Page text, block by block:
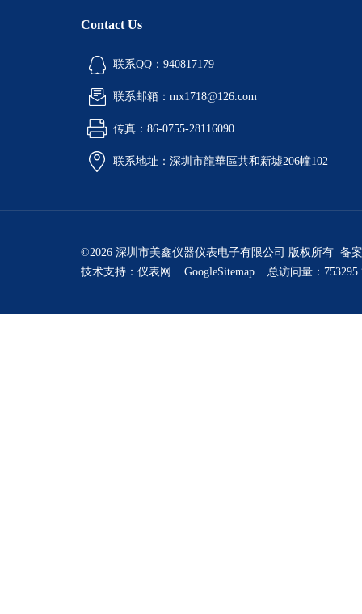
Contact Us
联系QQ：940817179
联系邮箱：mx1718@126.com
传真：86-0755-28116090
联系地址：深圳市龍華區共和新墟206幢102
©2026 深圳市美鑫仪器仪表电子有限公司 版权所有 备
技术支持： 仪表网 GoogleSitemap 总访问量：753295